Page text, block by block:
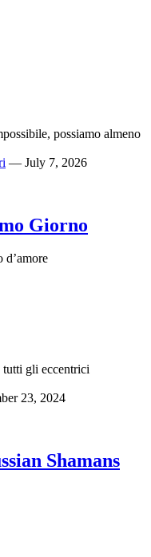
possiamo almeno
— July 7, 2026
Giorno
d’amore
tutti gli eccentrici
23, 2024
Shamans